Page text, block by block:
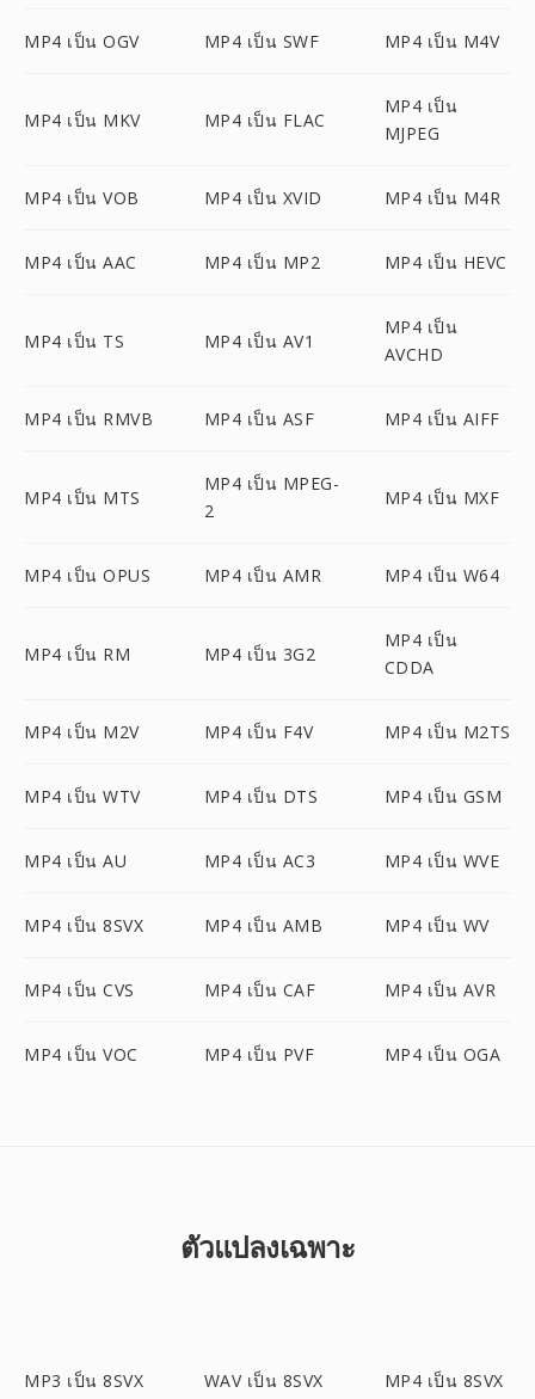
MP4 เป็น OGV MP4 เป็น SWF MP4 เป็น M4V
MP4 เป็น MKV MP4 เป็น FLAC
MP4 เป็น
MJPEG
MP4 เป็น VOB MP4 เป็น XVID MP4 เป็น M4R
MP4 เป็น AAC MP4 เป็น MP2 MP4 เป็น HEVC
MP4 เป็น TS MP4 เป็น AV1
MP4 เป็น
AVCHD
MP4 เป็น RMVB MP4 เป็น ASF MP4 เป็น AIFF
MP4 เป็น MTS
MP4 เป็น MPEG-
2
MP4 เป็น MXF
MP4 เป็น OPUS MP4 เป็น AMR MP4 เป็น W64
MP4 เป็น RM MP4 เป็น 3G2
MP4 เป็น
CDDA
MP4 เป็น M2V MP4 เป็น F4V MP4 เป็น M2TS
MP4 เป็น WTV MP4 เป็น DTS MP4 เป็น GSM
MP4 เป็น AU MP4 เป็น AC3 MP4 เป็น WVE
MP4 เป็น 8SVX MP4 เป็น AMB MP4 เป็น WV
MP4 เป็น CVS MP4 เป็น CAF MP4 เป็น AVR
MP4 เป็น VOC MP4 เป็น PVF MP4 เป็น OGA
ตัวแปลงเฉพาะ
MP3 เป็น 8SVX WAV เป็น 8SVX MP4 เป็น 8SVX